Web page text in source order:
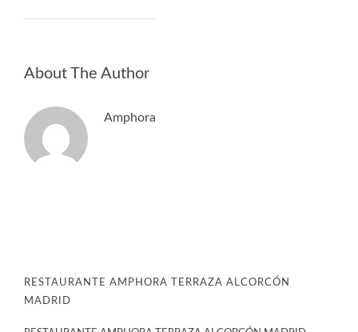
About The Author
Amphora
RESTAURANTE AMPHORA TERRAZA ALCORCÓN
MADRID